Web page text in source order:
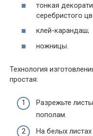
тонкая
серебристого
клей-карандаш;
ножницы.
Технология
простая:
Разрежьте
пополам.
На белых листах